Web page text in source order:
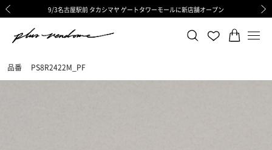
ギフトサービス 一部リニューアルと価格変更のお知らせ
令和8年熊本地震の影響による荷物のお届けについて
9/3名古屋駅前 タカシマヤ ゲートタワーモールに新店舗オープン
8/6渋谷ヒカリエ内ShinQs店 待望のリアル店舗オープン
ギフトサービス 一部リニューアルと価格変更のお知らせ
令和8年熊本地震の影響による荷物のお届けについて
品番 PS8R2422M_PF